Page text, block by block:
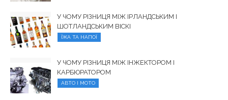
У ЧОМУ РІЗНИЦЯ МІЖ ІРЛАНДСЬКИМ І
ШОТЛАНДСЬКИМ ВІСКІ
ЇЖА ТА НАПОЇ
У ЧОМУ РІЗНИЦЯ МІЖ ІНЖЕКТОРОМ І
КАРБЮРАТОРОМ
АВТО І МОТО